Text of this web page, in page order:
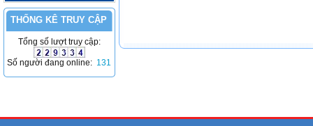
THỐNG KÊ TRUY CẬP
Tổng số lượt truy cập:
Số người đang online: 131